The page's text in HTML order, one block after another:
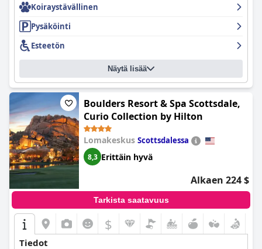
Koiraystävällinen
Pysäköinti
Esteetön
Näytä lisää
Boulders Resort & Spa Scottsdale,
Curio Collection by Hilton
Lomakeskus Scottsdalessa
8,3 Erittäin hyvä
Alkaen 224 $
Tarkista saatavuus
$
Tiedot